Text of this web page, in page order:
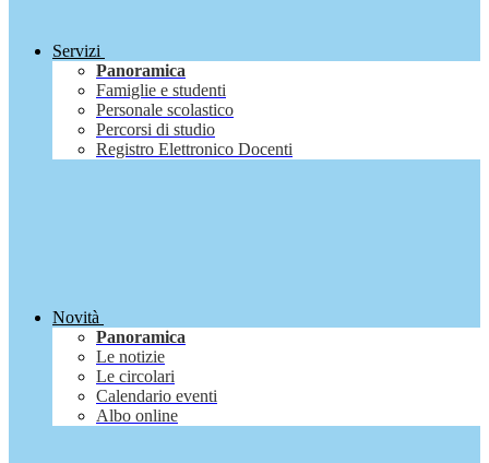
Servizi
Panoramica
Famiglie e studenti
Personale scolastico
Percorsi di studio
Registro Elettronico Docenti
Novità
Panoramica
Le notizie
Le circolari
Calendario eventi
Albo online